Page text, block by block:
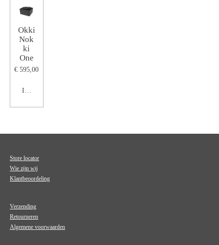
Okki
Nok
ki
One
€ 595,00
In winkelwagen
Store locator
Wie zijn wij
Klantbeoordeling
Verzending
Retourneren
Algemene voorwaarden